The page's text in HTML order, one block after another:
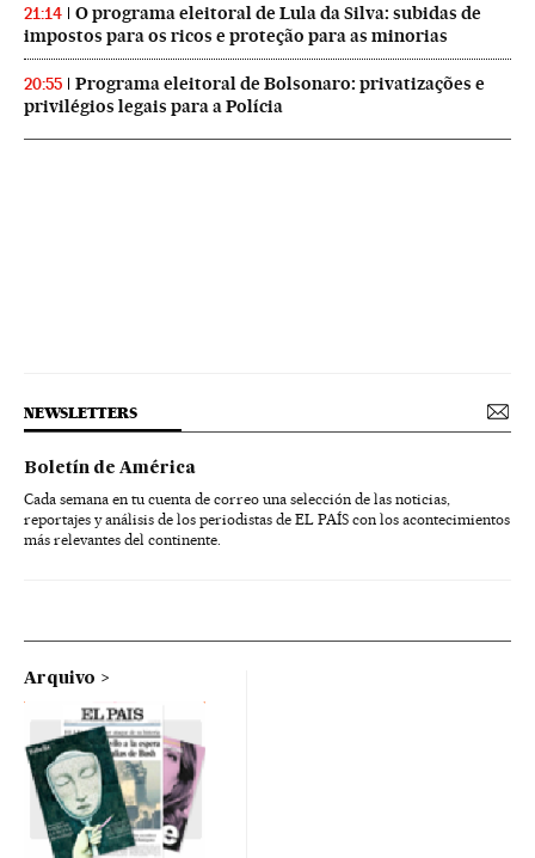
21:14
O programa eleitoral de Lula da Silva: subidas de
impostos para os ricos e proteção para as minorias
20:55
Programa eleitoral de Bolsonaro: privatizações e
privilégios legais para a Polícia
NEWSLETTERS
Boletín de América
Cada semana en tu cuenta de correo una selección de las noticias,
reportajes y análisis de los periodistas de EL PAÍS con los acontecimientos
más relevantes del continente.
Arquivo